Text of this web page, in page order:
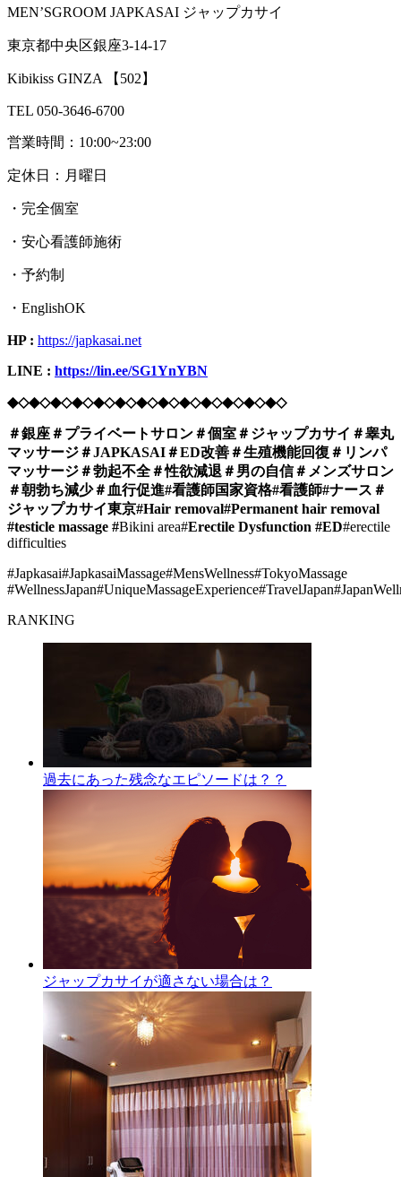
MEN’SGROOM JAPKASAI ジャップカサイ
東京都中央区銀座3-14-17
Kibikiss GINZA 【502】
TEL 050-3646-6700
営業時間：10:00~23:00
定休日：月曜日
・完全個室
・安心看護師施術
・予約制
・EnglishOK
HP : https://japkasai.net
LINE : https://lin.ee/SG1YnYBN
◆◇◆◇◆◇◆◇◆◇◆◇◆◇◆◇◆◇◆◇◆◇◆◇◆◇
＃銀座＃プライベートサロン＃個室＃ジャップカサイ＃睾丸
マッサージ＃JAPKASAI＃ED改善＃生殖機能回復＃リンパ
マッサージ＃勃起不全＃性欲減退＃男の自信＃メンズサロン
＃朝勃ち減少＃血行促進#看護師国家資格#看護師#ナース＃
ジャップカサイ東京#Hair removal#Permanent hair removal
#testicle massage #Bikini area#Erectile Dysfunction #ED#erectile
difficulties
#Japkasai#JapkasaiMassage#MensWellness#TokyoMassage
RANKING
過去にあった残念なエピソードは？？
ジャップカサイが適さない場合は？